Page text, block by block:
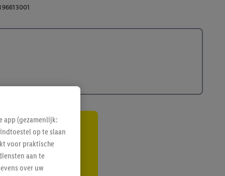
app (gezamenlijk:
op te slaan
voor praktische
aan te
over uw